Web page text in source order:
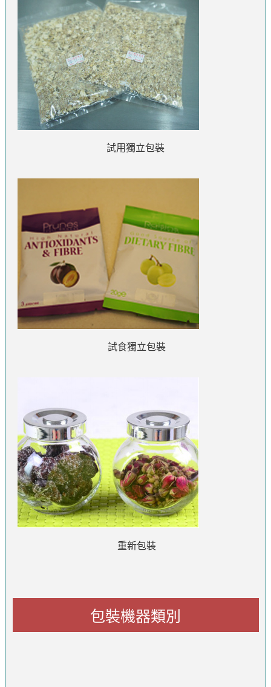
試用獨立包裝
試食獨立包裝
重新包裝
包裝機器類別